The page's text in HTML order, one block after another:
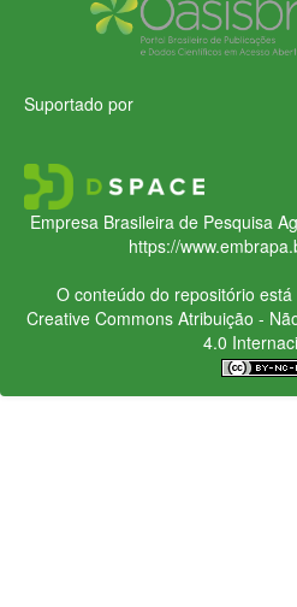
Suportado por
Empresa Brasileira de Pesquisa
https://
O conteúdo do repositório
Creative CommonsAtribuição -
4.0